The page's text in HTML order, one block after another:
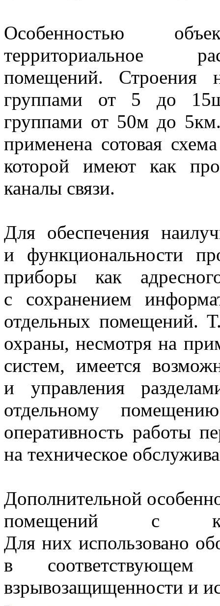
Особенностью
территориальное
помещений. Строения
группами от 5 до
группами от 50м до
применена сотовая
которой имеют как
каналы связи.
Для обеспечения
и функциональности
приборы как
с сохранением
отдельных помещений.
охраны, несмотря на
систем, имеется
и управления
отдельному
оперативность работы
на техническое
Дополнительной
помещений с
Для них использовано
в соотве
взрывозащищенности и